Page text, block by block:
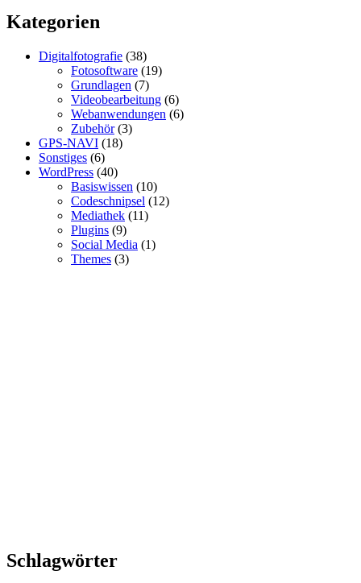
Kategorien
Digitalfotografie (38)
Fotosoftware (19)
Grundlagen (7)
Videobearbeitung (6)
Webanwendungen (6)
Zubehör(3)
GPS-NAVI (18)
Sonstiges (6)
WordPress (40)
Basiswissen (10)
Codeschnipsel (12)
Mediathek (11)
Plugins (9)
Social Media (1)
Themes (3)
Schlagwörter